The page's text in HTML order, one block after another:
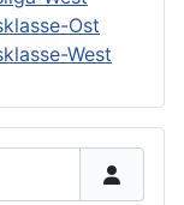
Ost
West